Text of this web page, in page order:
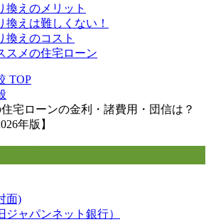
換えのメリット
換えは難しくない！
換えのコスト
スメの住宅ローン
TOP
宅ローンの金利・諸費用・団信は？
年版】
面)
ジャパンネット銀行）